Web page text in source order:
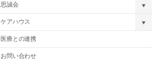
思誠会
ケアハウス
医療との連携
お問い合わせ